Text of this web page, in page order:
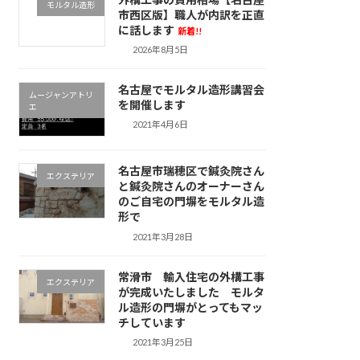
モルタル造形
市西区版】職人が内訳を正直
に話します 新着!!
2026年8月5日
ムージャンアトリ
エ
名古屋でモルタル造形講習会
を開催します
2021年4月6日
エクステリア
名古屋市瑞穂区で鍼灸院さん
と鍼灸院さんのオーナーさん
のご自宅の門塀をモルタル造
形で
2021年3月28日
エクステリア
常滑市 輸入住宅の外構工事
が完成いたしました モルタ
ル造形の門塀がとってもマッ
チしています
2021年3月25日